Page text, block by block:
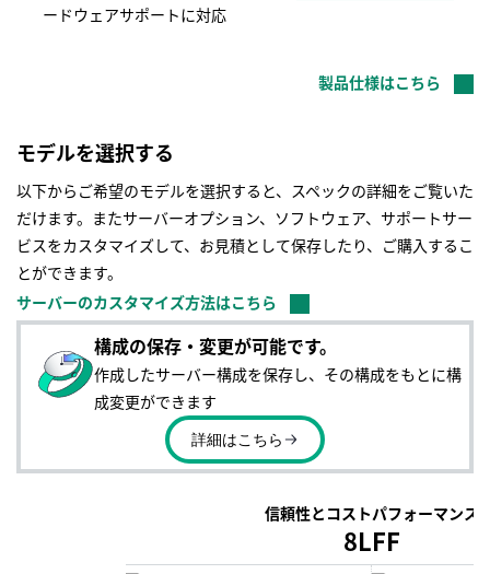
ードウェアサポートに対応
製品仕様はこちら
モデルを選択する
以下からご希望のモデルを選択すると、スペックの詳細をご覧いた
だけます。またサーバーオプション、ソフトウェア、サポートサー
ビスをカスタマイズして、お見積として保存したり、ご購入するこ
とができます。
サーバーのカスタマイズ方法はこちら
構成の保存・変更が可能です。
作成したサーバー構成を保存し、その構成をもとに構
成変更ができます
詳細はこちら
信頼性とコストパフォーマンス
8LFF